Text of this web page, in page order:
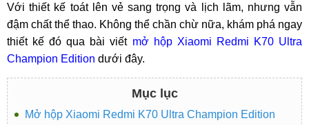
Với thiết kế toát lên vẻ sang trọng và lịch lãm, nhưng vẫn
đậm chất thể thao. Không thể chần chừ nữa, khám phá ngay
thiết kế đó qua bài viết mở hộp Xiaomi Redmi K70 Ultra
Champion Edition dưới đây.
Mục lục
Mở hộp Xiaomi Redmi K70 Ultra Champion Edition